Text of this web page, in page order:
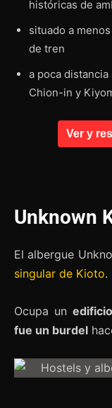
históricas de
situado a
de tren
a poca
Chion-in y
Ver y
Unknown
El albergue
singular de Kioto.
Ocupa un
fue un burdel